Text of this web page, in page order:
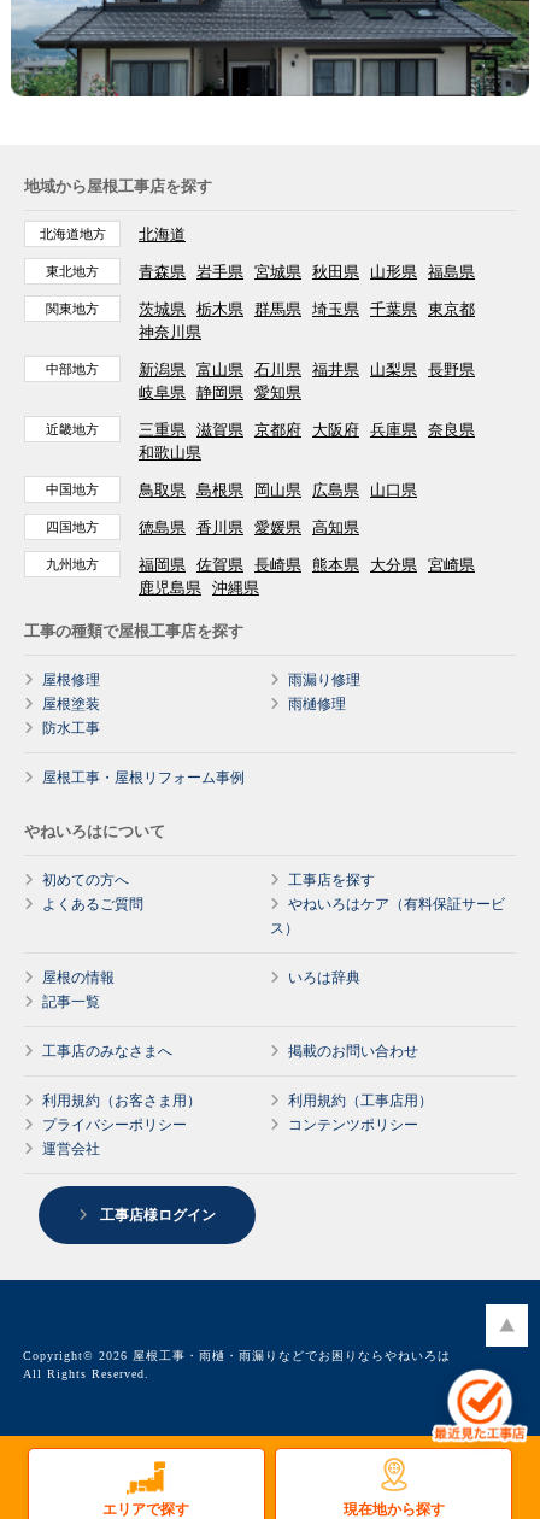
地域から屋根工事店を探す
北海道地方 北海道
東北地方 青森県 岩手県 宮城県 秋田県 山形県 福島県
関東地方 茨城県 栃木県 群馬県 埼玉県 千葉県 東京都
神奈川県
中部地方 新潟県 富山県 石川県 福井県 山梨県 長野県
岐阜県 静岡県 愛知県
近畿地方 三重県 滋賀県 京都府 大阪府 兵庫県 奈良県
和歌山県
中国地方 鳥取県 島根県 岡山県 広島県 山口県
四国地方 徳島県 香川県 愛媛県 高知県
九州地方 福岡県 佐賀県 長崎県 熊本県 大分県 宮崎県
鹿児島県 沖縄県
工事の種類で屋根工事店を探す
屋根修理
雨漏り修理
屋根塗装
雨樋修理
防水工事
屋根工事・屋根リフォーム事例
やねいろはについて
初めての方へ
工事店を探す
よくあるご質問
やねいろはケア（有料保証サービ
ス）
屋根の情報
いろは辞典
記事一覧
工事店のみなさまへ 掲載のお問い合わせ
利用規約（お客さま用）
利用規約（工事店用）
プライバシーポリシー
コンテンツポリシー
運営会社
工事店様ログイン
Copyright© 2026 屋根工事・雨樋・雨漏りなどでお困りならやねいろは
All Rights Reserved.
エリアで探す 現在地から探す